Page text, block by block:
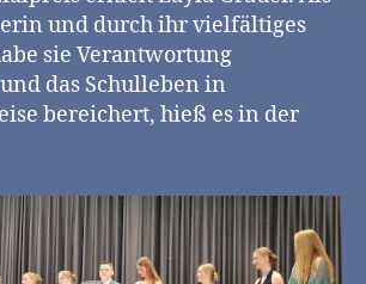
und durch ihr vielfältiges
sie Verantwortung
das Schulleben in
bereichert, hieß es in der